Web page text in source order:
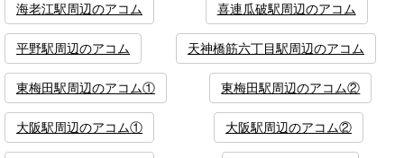
海老江駅周辺のアコム 喜連瓜破駅周辺のアコム
平野駅周辺のアコム 天神橋筋六丁目駅周辺のアコム
東梅田駅周辺のアコム① 東梅田駅周辺のアコム②
大阪駅周辺のアコム① 大阪駅周辺のアコム②